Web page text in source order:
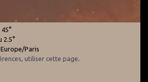
2.5°
Paris
utiliser cette page.